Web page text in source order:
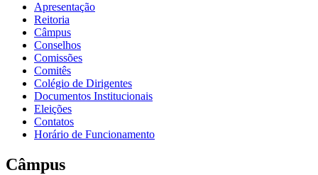
Apresentação
Reitoria
Câmpus
Conselhos
Comissões
Comitês
Colégio de Dirigentes
Documentos Institucionais
Eleições
Contatos
Horário de Funcionamento
Câmpus